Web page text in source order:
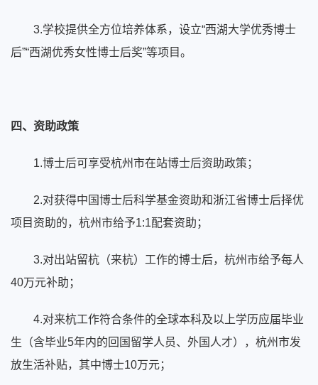
3.学校提供全方位培养体系，设立“西湖大学优秀博士
后”“西湖优秀女性博士后奖”等项目。
四、资助政策
1.博士后可享受杭州市在站博士后资助政策；
2.对获得中国博士后科学基金资助和浙江省博士后择优
项目资助的，杭州市给予1:1配套资助；
3.对出站留杭（来杭）工作的博士后，杭州市给予每人
40万元补助；
4.对来杭工作符合条件的全球本科及以上学历应届毕业
生（含毕业5年内的回国留学人员、外国人才），杭州市发
放生活补贴，其中博士10万元；